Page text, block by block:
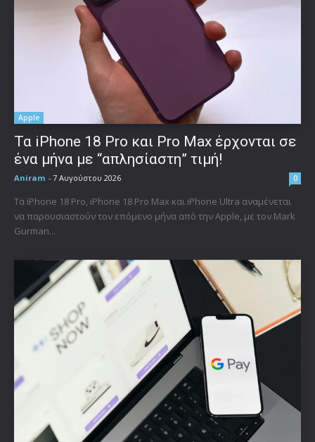
Apple
Τα iPhone 18 Pro και Pro Max έρχονται σε
ένα μήνα με “απλησίαστη” τιμή!
Aniram - 7 Αυγούστου 2026 0
Τα iPhone 18 Pro, iPhone 18 Pro Max και iPhone Ultra αναμένεται
να παρουσιαστούν τον επόμενο μήνα από την Apple, με τον Mark
Gurman...